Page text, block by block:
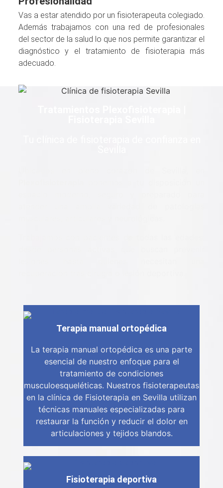
Vas a estar atendido por un fisioterapeuta colegiado.
Además trabajamos con una red de profesionales
del sector de la salud lo que nos permite garantizar el
diagnóstico y el tratamiento de fisioterapia más
adecuado.
Terapia manual ortopédica
La terapia manual ortopédica es una parte
esencial de nuestro enfoque para el
tratamiento de condiciones
musculoesqueléticas. Nuestros fisioterapeutas
en la clínica de Fisioterapia en Sevilla utilizan
técnicas manuales especializadas para
restaurar la función y reducir el dolor en
articulaciones y tejidos blandos.
Fisioterapia deportiva